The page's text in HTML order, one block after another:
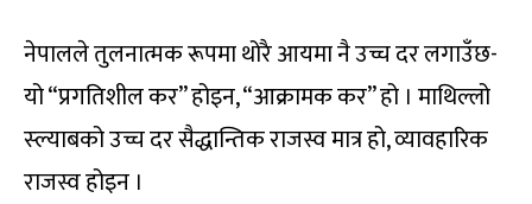
नेपालले तुलनात्मक रूपमा थोरै आयमा नै उच्च दर लगाउँछ-
यो “प्रगतिशील कर” होइन, “आक्रामक कर” हो । माथिल्लो
स्ल्याबको उच्च दर सैद्धान्तिक राजस्व मात्र हो, व्यावहारिक
राजस्व होइन ।